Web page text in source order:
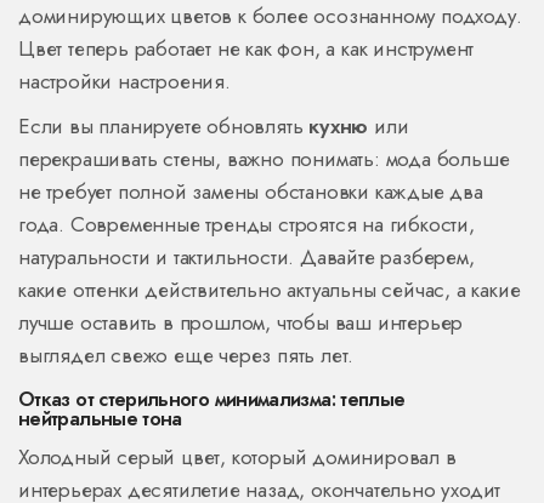
доминирующих цветов к более осознанному подходу.
Цвет теперь работает не как фон, а как инструмент
настройки настроения.
Если вы планируете обновлять кухню или
перекрашивать стены, важно понимать: мода больше
не требует полной замены обстановки каждые два
года. Современные тренды строятся на гибкости,
натуральности и тактильности. Давайте разберем,
какие оттенки действительно актуальны сейчас, а какие
лучше оставить в прошлом, чтобы ваш интерьер
выглядел свежо еще через пять лет.
Отказ от стерильного минимализма: теплые
нейтральные тона
Холодный серый цвет, который доминировал в
интерьерах десятилетие назад, окончательно уходит